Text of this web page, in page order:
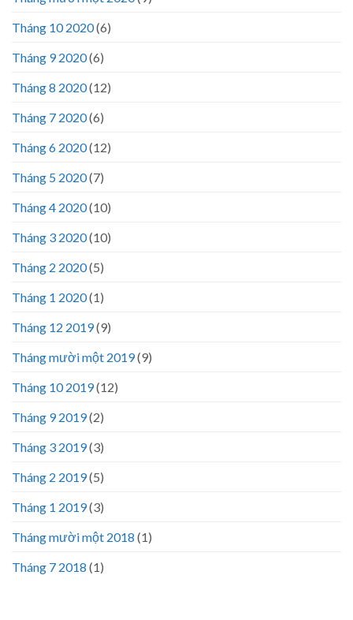
Tháng 10 2020(6)
Tháng 9 2020(6)
Tháng 8 2020(12)
Tháng 7 2020(6)
Tháng 6 2020(12)
Tháng 5 2020(7)
Tháng 4 2020(10)
Tháng 3 2020(10)
Tháng 2 2020(5)
Tháng 1 2020(1)
Tháng 12 2019(9)
Tháng mười một 2019(9)
Tháng 10 2019(12)
Tháng 9 2019(2)
Tháng 3 2019(3)
Tháng 2 2019(5)
Tháng 1 2019(3)
Tháng mười một 2018 (1)
Tháng 7 2018 (1)